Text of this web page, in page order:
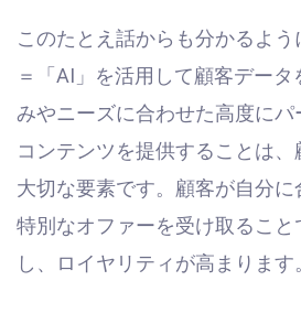
このたとえ話からも分かるよ
＝「AI」を活用して顧客デー
みやニーズに合わせた高度に
コンテンツを提供することは
大切な要素です。顧客が自分
特別なオファーを受け取ること
し、ロイヤリティが高まります